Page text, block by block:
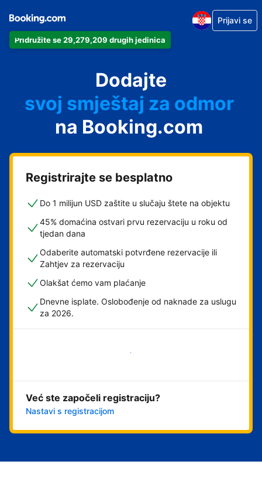
Pridružite se 29,279,209 drugih jedinica
Prijavi se
Dodajte
svoj apartman
svoj hotel
svoj smještaj za odmor
svoj privatni smještaj
svoj smještaj s doručkom
na Booking.com
Registrirajte se besplatno
Do 1 milijun USD zaštite u slučaju štete na objektu
45% domaćina ostvari prvu rezervaciju u roku od
tjedan dana
Odaberite automatski potvrđene rezervacije ili
Zahtjev za rezervaciju
Olakšat ćemo vam plaćanje
Dnevne isplate. Oslobođenje od naknade za uslugu
za 2026.
Započni odmah
Već ste započeli registraciju?
Nastavi s registracijom